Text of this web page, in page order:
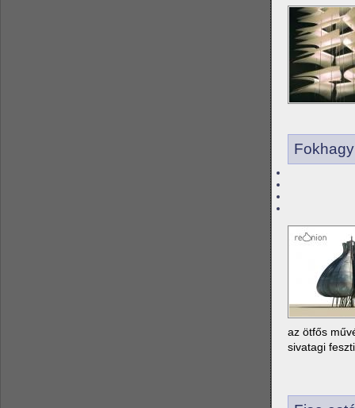
az ötfős
sivatagi